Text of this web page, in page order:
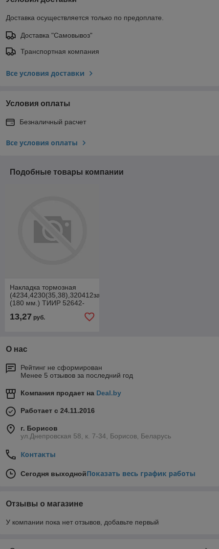
Доставка осуществляется только по предоплате.
Доставка "Самовывоз"
Транспортная компания
Все условия доставки
Условия оплаты
Безналичный расчет
Все условия оплаты
Подобные товары компании
Накладка тормозная
(4234,4230(35,38),320412зад)
(180 мм.) ТИИР 52642-
13,27 руб.
О нас
Рейтинг не сформирован
Менее 5 отзывов за последний год
Компания продает на Deal.by
Работает с 24.11.2016
г. Борисов
ул.Днепровская 58, к. 7-34, Борисов, Беларусь
Контакты
Сегодня выходнойПоказать весь график работы
Отзывы о магазине
У компании пока нет отзывов, добавьте первый